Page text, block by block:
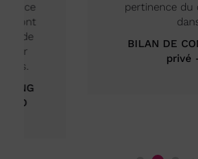
pertinence du choix de
dans cet
BILAN DE
privé - Gildas